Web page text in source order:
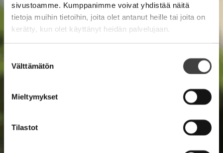
sivustoamme. Kumppanimme voivat yhdistää näitä
tietoja muihin tietoihin, joita olet antanut heille tai joita on
kerätty, kun olet käyttänyt heidän palvelujaan.
valinta
Välttämätön
Mieltymykset
Tilastot